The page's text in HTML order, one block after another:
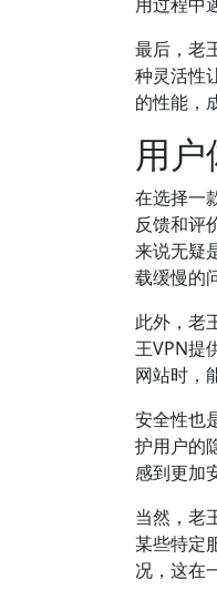
最后，老
种灵活性
的性能，
用
在选择一
反馈和评
来说无疑
载缓慢的
此外，老
王VPN提
网站时，
安全性也
护用户的
感到更加
当然，老
某些特定
况，这在